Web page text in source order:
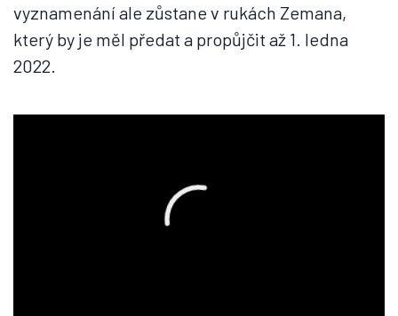
vyznamenání ale zůstane v rukách Zemana,
který by je měl předat a propůjčit až 1. ledna
2022.